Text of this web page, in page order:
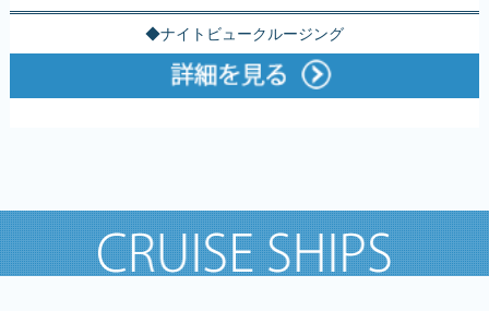
◆ナイトビュークルージング